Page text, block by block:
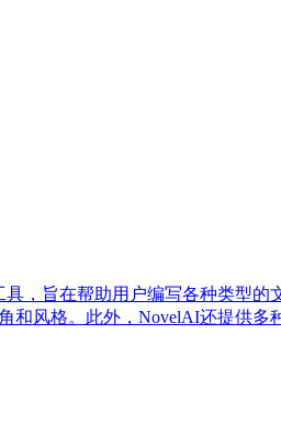
，旨在帮助用户编写各种类型
和风格。此外，NovelAI还提供